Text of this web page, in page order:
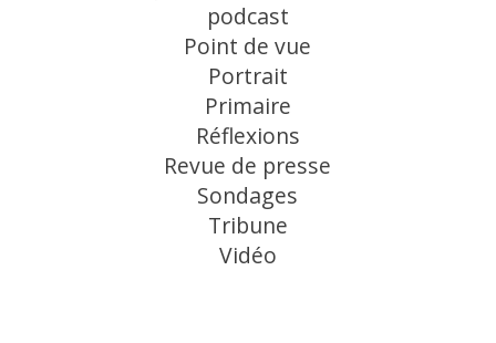
podcast
Point de vue
Portrait
Primaire
Réflexions
Revue de presse
Sondages
Tribune
Vidéo